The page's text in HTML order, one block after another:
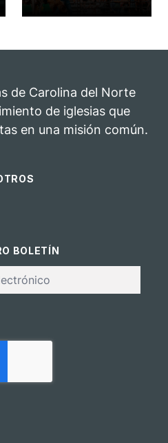
rodeo anual en
para el
ministerio
de Carolina del Norte
de iglesias que
en una misión común.
BOLETÍN